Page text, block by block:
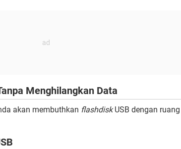
Menghilangkan Data
akan membuthkan flashdiskUSB dengan ruang